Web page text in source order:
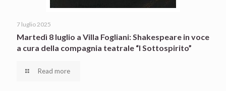
7 luglio 2025
Martedì 8 luglio a Villa Fogliani: Shakespeare in voce
a cura della compagnia teatrale “I Sottospirito”
Read more